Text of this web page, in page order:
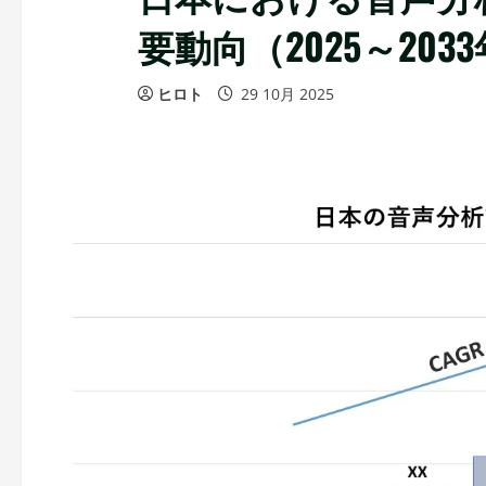
要動向（2025～
ヒロト 29 10月 2025